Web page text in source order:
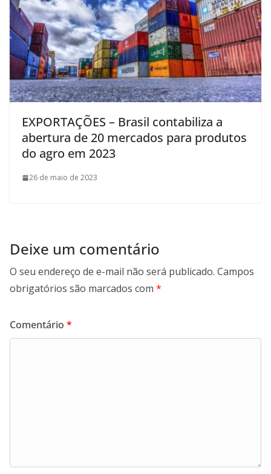
EXPORTAÇÕES – Brasil contabiliza a
abertura de 20 mercados para produtos
do agro em 2023
26 de maio de 2023
Deixe um comentário
O seu endereço de e-mail não será publicado. Campos
obrigatórios são marcados com *
Comentário *